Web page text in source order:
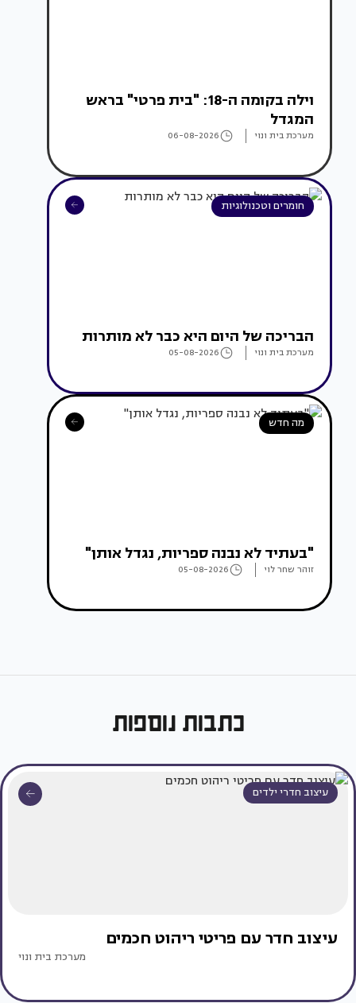
וילה בקומה ה-18: "בית פרטי" בראש
המגדל
מערכת בית ונוי 06-08-2026
חומרים וטכנולוגיות
הבריכה של היום היא כבר לא מותרות
מערכת בית ונוי 05-08-2026
מה חדש
"בעתיד לא נבנה ספריות, נגדל אותן"
זוהר שחר לוי 05-08-2026
כתבות נוספות
עיצוב חדרי ילדים
עיצוב חדר עם פריטי ריהוט חכמים
מערכת בית ונוי